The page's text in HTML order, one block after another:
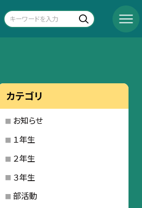
カテゴリ
お知らせ
１年生
２年生
３年生
部活動